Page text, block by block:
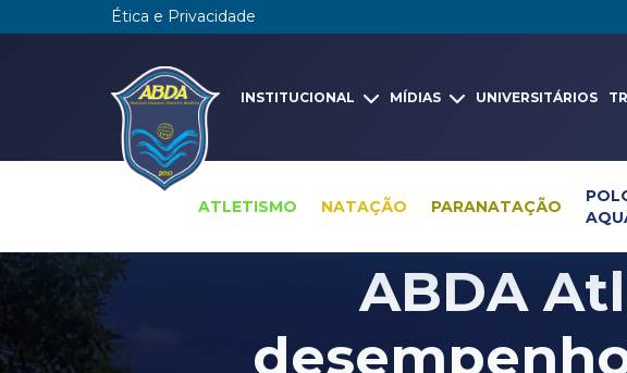
Ética e Privacidade
INSTITUCIONAL MÍDIAS UNIVERSITÁRIOS
ATLETISMO NATAÇÃO PARANATAÇÃO
ABDA